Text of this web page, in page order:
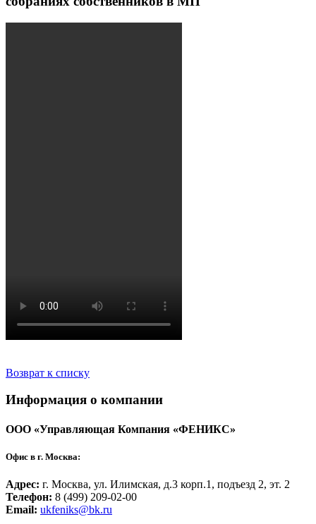
Возврат к списку
Информация о компании
ООО «Управляющая Компания «ФЕНИКС»
Офис в г. Москва:
Адрес: г. Москва, ул. Илимская, д.3 корп.1, подъезд 2, эт. 2
Телефон: 8 (499) 209-02-00
Email: ukfeniks@bk.ru